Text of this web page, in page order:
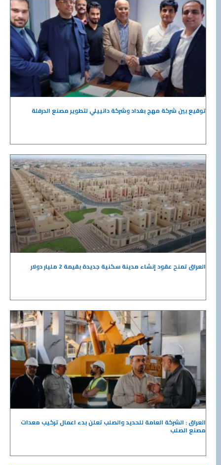
توقيع بين شركة مهج بغداد وشركة دانييلي لتطوير مصنع الدرفلة
العراق تمنح عقود إنشاء مدينة سكنية جديدة بقيمة 2 مليار دولار
العراق : الشركة العامة للحديد والصلب تعلن بدء اعمال تركيب معدات
مصنع الصلب